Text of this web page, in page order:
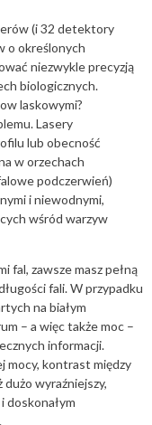
(i 32 detektory
o określonych
niezwykle precyzją
biologicznych.
laskowymi?
Lasery
lub obecność
w orzechach
podczerwień)
i niewodnymi,
wśród warzyw
fal, zawsze masz pełną
fali. W przypadku
na białym
– a więc także moc –
informacji.
mocy, kontrast między
wyraźniejszy,
doskonałym